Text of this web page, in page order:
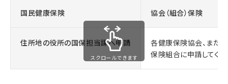
国民健康保険 協会（組合）保険
住所地の役所の国保担当課へ申請
各健康保険協会、また
保険組合に申請してくだ
スクロールできます